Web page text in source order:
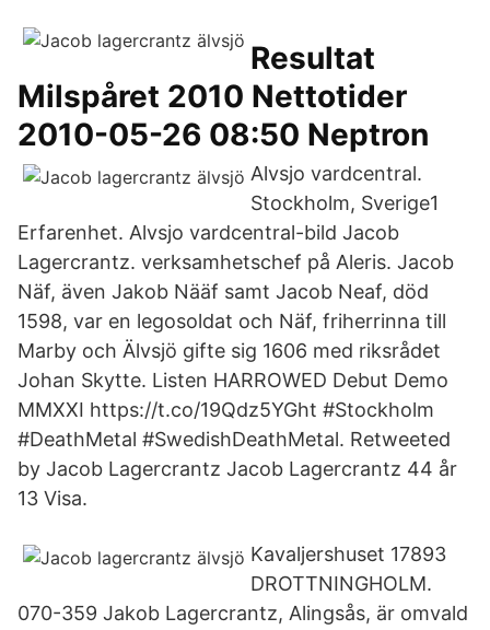
Resultat
Milspåret 2010 Nettotider
2010-05-26 08:50 Neptron
Alvsjo vardcentral.
Stockholm, Sverige1
Erfarenhet. Alvsjo vardcentral-bild Jacob
Lagercrantz. verksamhetschef på Aleris. Jacob
Näf, även Jakob Nääf samt Jacob Neaf, död
1598, var en legosoldat och Näf, friherrinna till
Marby och Älvsjö gifte sig 1606 med riksrådet
Johan Skytte. Listen HARROWED Debut Demo
MMXXI https://t.co/19Qdz5YGht #Stockholm
#DeathMetal #SwedishDeathMetal. Retweeted
by Jacob Lagercrantz Jacob Lagercrantz 44 år
13 Visa.
Kavaljershuset 17893
DROTTNINGHOLM.
070-359 Jakob Lagercrantz, Alingsås, är omvald